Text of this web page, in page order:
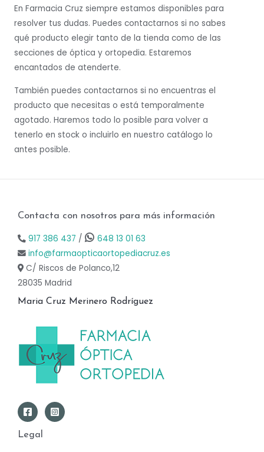
En Farmacia Cruz siempre estamos disponibles para
resolver tus dudas. Puedes contactarnos si no sabes
qué producto elegir tanto de la tienda como de las
secciones de óptica y ortopedia. Estaremos
encantados de atenderte.
También puedes contactarnos si no encuentras el
producto que necesitas o está temporalmente
agotado. Haremos todo lo posible para volver a
tenerlo en stock o incluirlo en nuestro catálogo lo
antes posible.
Contacta con nosotros para más información
917 386 437 /
648 13 01 63
info@farmaopticaortopediacruz.es
C/ Riscos de Polanco,12
28035 Madrid
Maria Cruz Merinero Rodríguez
Legal